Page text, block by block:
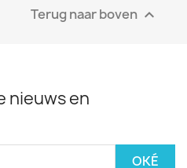
Terug naar boven 
nieuws en